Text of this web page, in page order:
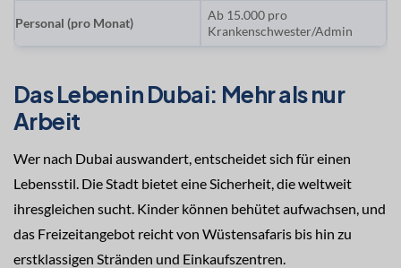
Personal (pro Monat)
Ab 15.000 pro
Krankenschwester/Admin
Das Leben in Dubai: Mehr als nur
Arbeit
Wer nach Dubai auswandert, entscheidet sich für einen
Lebensstil. Die Stadt bietet eine Sicherheit, die weltweit
ihresgleichen sucht. Kinder können behütet aufwachsen, und
das Freizeitangebot reicht von Wüstensafaris bis hin zu
erstklassigen Stränden und Einkaufszentren.